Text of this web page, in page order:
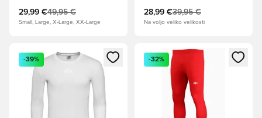
29,99 €49,95 €
Small, Large, X-Large, XX-Large
28,99 €39,95 €
Na voljo veliko velikosti
Odpre Modal za prijavo ali vpis kot član
-39%
Odpre Modal za prijavo ali
-32%